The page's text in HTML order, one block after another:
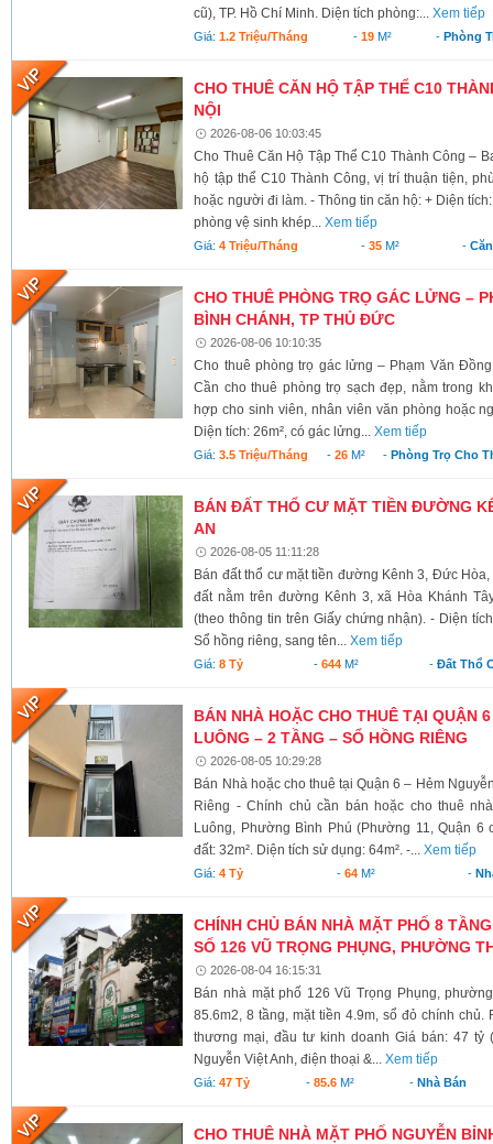
cũ), TP. Hồ Chí Minh. Diện tích phòng:...Xem tiếp
Giá:1.2 Triệu/tháng - 19M² - Phòng
CHO THUÊ CĂN HỘ TẬP THỂ C10
NỘI
2026-08-06 10:03:45
Cho Thuê Căn Hộ Tập Thể C10 Thành Công –
hộ tập thể C10 Thành Công, vị trí thuận tiện,
hoặc người đi làm. - Thông tin căn hộ: + Diện
phòng vệ sinh khép...Xem tiếp
Giá:4 Triệu/tháng -35 M² -
CHO THUÊ PHÒNG TRỌ GÁC LỬNG –
BÌNH CHÁNH, TP THỦ ĐỨC
2026-08-06 10:10:35
Cho thuê phòng trọ gác lửng – Phạm Văn
Cần cho thuê phòng trọ sạch đẹp, nằm trong
hợp cho sinh viên, nhân viên văn phòng hoặc
Diện tích: 26m², có gác lửng...Xem tiếp
Giá:3.5 Triệu/tháng - 26M² -Phòng Trọ Cho
BÁN ĐẤT THỔ CƯ MẶT TIỀN ĐƯỜNG
AN
2026-08-05 11:11:28
Bán đất thổ cư mặt tiền đường Kênh 3, Đức
đất nằm trên đường Kênh 3, xã Hòa Khánh
(theo thông tin trên Giấy chứng nhận). - Diện
Sổ hồng riêng, sang tên...Xem tiếp
Giá:8 Tỷ -644 M² - Đất Thổ
BÁN NHÀ HOẶC CHO THUÊ TẠI QUẬN
LUÔNG – 2 TẦNG – SỔ HỒNG RIÊNG
2026-08-05 10:29:28
Bán Nhà hoặc cho thuê tại Quận 6 – Hẻm
Riêng - Chính chủ cần bán hoặc cho thuê
Luông, Phường Bình Phú (Phường 11, Quận 6
đất: 32m². Diện tích sử dụng: 64m². -...Xem tiếp
Giá:4 Tỷ - 64M² -
CHÍNH CHỦ BÁN NHÀ MẶT PHỐ 8
SỐ 126 VŨ TRỌNG PHỤNG, PHƯỜNG
2026-08-04 16:15:31
Bán nhà mặt phố 126 Vũ Trọng Phụng,
85.6m2, 8 tầng, mặt tiền 4.9m, sổ đỏ chính
thương mại, đầu tư kinh doanh Giá bán: 47
Nguyễn Việt Anh, điện thoại &...Xem tiếp
Giá:47 Tỷ - 85.6M² - Nhà Bán
CHO THUÊ NHÀ MẶT PHỐ NGUYỄN